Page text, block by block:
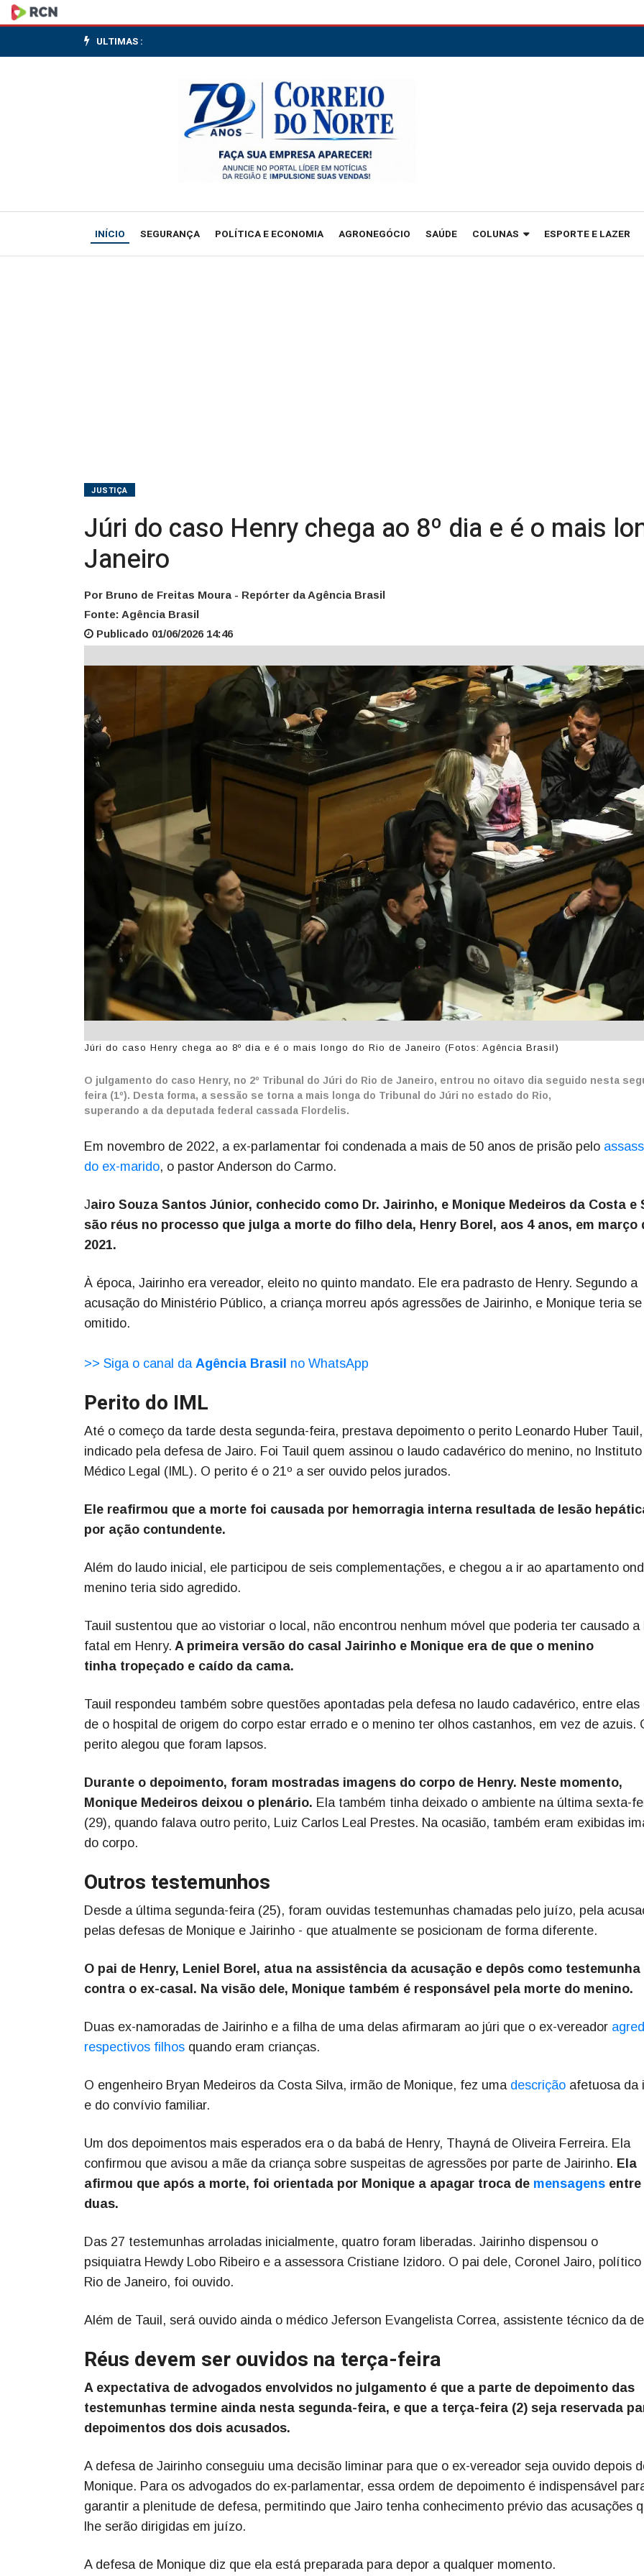
Júri
do
8º
Janeiro
ULTIMAS :
INÍCIO SEGURANÇA POLÍTICA E ECONOMIA AGRONEGÓCIO SAÚDE COLUNAS ESPORTE E LAZER
JUSTIÇA
Júri do caso Henry chega ao 8º dia e é o mais
Janeiro
Por Bruno de Freitas Moura - Repórter da Agência Brasil
Fonte: Agência Brasil
Publicado 01/06/2026 14:46
Júri do caso Henry chega ao 8º dia e é o mais longo do Rio de Janeiro (Fotos: Agência Brasil)
O julgamento do caso Henry, no 2º Tribunal do Júri do Rio de Janeiro, entrou no oitavo dia seguido nesta
feira (1º). Desta forma, a sessão se torna a mais longa do Tribunal do Júri no estado do Rio,
superando a da deputada federal cassada Flordelis.
Em novembro de 2022, a ex-parlamentar foi condenada a mais de 50 anos de prisão pelo
do ex-marido, o pastor Anderson do Carmo.
Jairo Souza Santos Júnior, conhecido como Dr. Jairinho, e Monique Medeiros da Costa e
são réus no processo que julga a morte do filho dela, Henry Borel, aos 4 anos, em março
2021.
À época, Jairinho era vereador, eleito no quinto mandato. Ele era padrasto de Henry. Segundo a
acusação do Ministério Público, a criança morreu após agressões de Jairinho, e Monique teria se
omitido.
>> Siga o canal da Agência Brasil no WhatsApp
Perito do IML
Até o começo da tarde desta segunda-feira, prestava depoimento o perito Leonardo Huber Tauil,
indicado pela defesa de Jairo. Foi Tauil quem assinou o laudo cadavérico do menino, no Instituto
Médico Legal (IML). O perito é o 21º a ser ouvido pelos jurados.
Ele reafirmou que a morte foi causada por hemorragia interna resultada de lesão
por ação contundente.
Além do laudo inicial, ele participou de seis complementações, e chegou a ir ao apartamento
menino teria sido agredido.
Tauil sustentou que ao vistoriar o local, não encontrou nenhum móvel que poderia ter causado a
fatal em Henry. A primeira versão do casal Jairinho e Monique era de que o menino
tinha tropeçado e caído da cama.
Tauil respondeu também sobre questões apontadas pela defesa no laudo cadavérico, entre elas
de o hospital de origem do corpo estar errado e o menino ter olhos castanhos, em vez de azuis.
perito alegou que foram lapsos.
Durante o depoimento, foram mostradas imagens do corpo de Henry. Neste momento,
Monique Medeiros deixou o plenário. Ela também tinha deixado o ambiente na última sexta-
(29), quando falava outro perito, Luiz Carlos Leal Prestes. Na ocasião, também eram exibidas
do corpo.
Outros testemunhos
Desde a última segunda-feira (25), foram ouvidas testemunhas chamadas pelo juízo, pela
pelas defesas de Monique e Jairinho - que atualmente se posicionam de forma diferente.
O pai de Henry, Leniel Borel, atua na assistência da acusação e depôs como testemunha
contra o ex-casal. Na visão dele, Monique também é responsável pela morte do menino.
Duas ex-namoradas de Jairinho e a filha de uma delas afirmaram ao júri que o ex-vereador
respectivos filhos quando eram crianças.
O engenheiro Bryan Medeiros da Costa Silva, irmão de Monique, fez uma descrição afetuosa da
e do convívio familiar.
Um dos depoimentos mais esperados era o da babá de Henry, Thayná de Oliveira Ferreira. Ela
confirmou que avisou a mãe da criança sobre suspeitas de agressões por parte de Jairinho. Ela
afirmou que após a morte, foi orientada por Monique a apagar troca de mensagens entre
duas.
Das 27 testemunhas arroladas inicialmente, quatro foram liberadas. Jairinho dispensou o
psiquiatra Hewdy Lobo Ribeiro e a assessora Cristiane Izidoro. O pai dele, Coronel Jairo, político
Rio de Janeiro, foi ouvido.
Além de Tauil, será ouvido ainda o médico Jeferson Evangelista Correa, assistente técnico da
Réus devem ser ouvidos na terça-feira
A expectativa de advogados envolvidos no julgamento é que a parte de depoimento das
testemunhas termine ainda nesta segunda-feira, e que a terça-feira (2) seja reservada
depoimentos dos dois acusados.
A defesa de Jairinho conseguiu uma decisão liminar para que o ex-vereador seja ouvido depois
Monique. Para os advogados do ex-parlamentar, essa ordem de depoimento é indispensável
garantir a plenitude de defesa, permitindo que Jairo tenha conhecimento prévio das acusações
lhe serão dirigidas em juízo.
A defesa de Monique diz que ela está preparada para depor a qualquer momento.